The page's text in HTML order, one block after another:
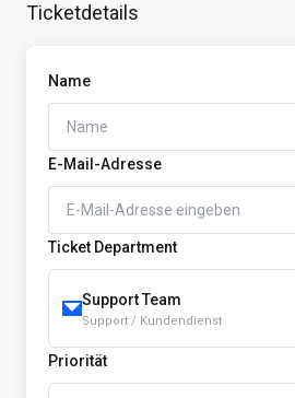
Ticketdetails
Name
E-Mail-Adresse
Ticket Department
Support Team
Support / Kundendienst
Priorität